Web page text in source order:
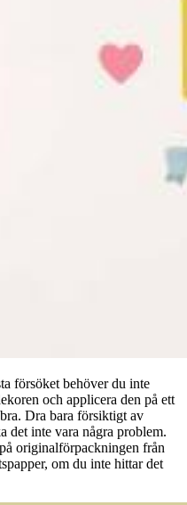
försöket behöver du inte
och applicera den på ett
Dra bara försiktigt av
det inte vara några problem.
originalförpackningen från
om du inte hittar det